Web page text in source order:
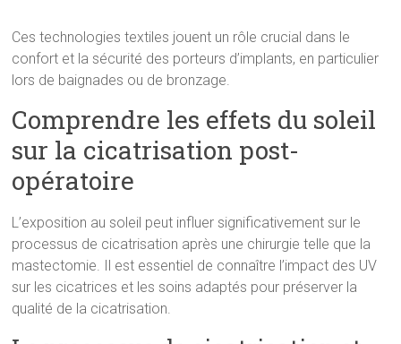
Ces technologies textiles jouent un rôle crucial dans le
confort et la sécurité des porteurs d’implants, en particulier
lors de baignades ou de bronzage.
Comprendre les effets du soleil
sur la cicatrisation post-
opératoire
L’exposition au soleil peut influer significativement sur le
processus de cicatrisation après une chirurgie telle que la
mastectomie. Il est essentiel de connaître l’impact des UV
sur les cicatrices et les soins adaptés pour préserver la
qualité de la cicatrisation.